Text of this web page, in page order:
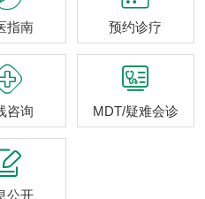
指南 预约诊疗
咨询

MDT/疑难会诊
公开